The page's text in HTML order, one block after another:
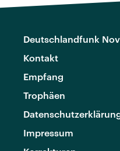
Deutschlandfunk
Kontakt
Empfang
Trophäen
Impressum